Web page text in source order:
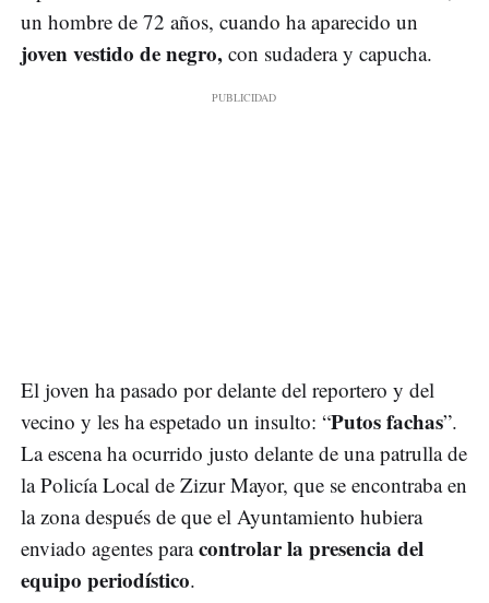
un hombre de 72 años, cuando ha aparecido un
joven vestido de negro, con sudadera y capucha.
El joven ha pasado por delante del reportero y del
vecino y les ha espetado un insulto: “Putos fachas”.
La escena ha ocurrido justo delante de una patrulla de
la Policía Local de Zizur Mayor, que se encontraba en
la zona después de que el Ayuntamiento hubiera
enviado agentes paracontrolar la presencia del
equipo periodístico.